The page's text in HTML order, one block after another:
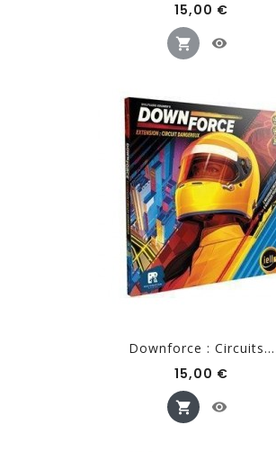
15,00 €
Downforce : Circuits...
15,00 €